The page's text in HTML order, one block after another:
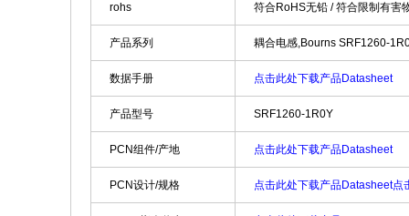
rohs 符合RoHS无铅 / 符合限制有害
产品系列 耦合电感,Bourns SRF1260-
数据手册 点击此处下载产品Datasheet
产品型号 SRF1260-1R0Y
PCN组件/产地 点击此处下载产品Datasheet
PCN设计/规格 点击此处下载产品Datasheet点